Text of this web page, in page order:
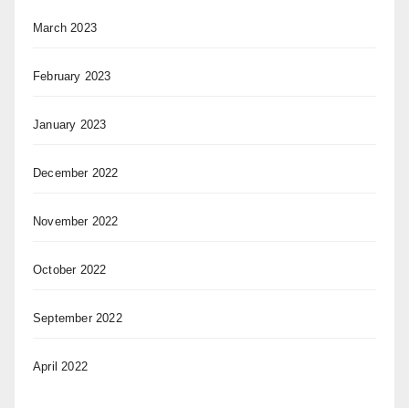
March 2023
February 2023
January 2023
December 2022
November 2022
October 2022
September 2022
April 2022